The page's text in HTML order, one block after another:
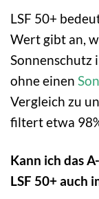
LSF 50+
Wert gibt an,
Sonnenschutz
ohne einen
Vergleich zu
filtert etwa
Kann ich das
LSF 50+ auch